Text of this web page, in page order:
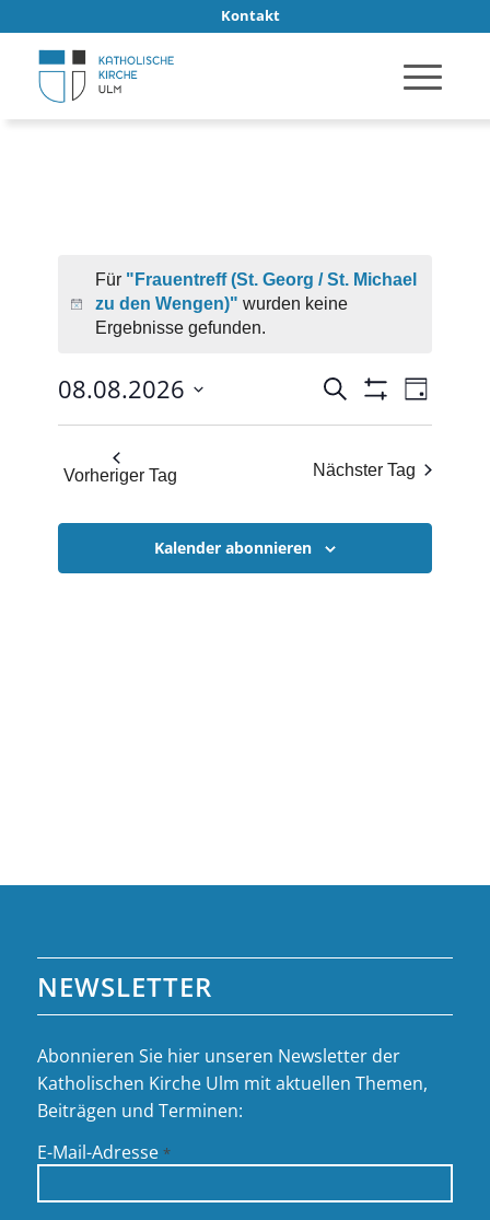
Kontakt
Hinweis
Für "Frauentreff (St. Georg / St. Michael
zu den Wengen)" wurden keine
Ergebnisse gefunden.
SUCHE
UND
Suche Tag
08.08.2026
Datum
wählen.
Vorheriger Tag Nächster Tag
Kalender abonnieren
NEWSLETTER
Abonnieren Sie hier unseren Newsletter der
Katholischen Kirche Ulm mit aktuellen Themen,
Beiträgen und Terminen:
E-Mail-Adresse *